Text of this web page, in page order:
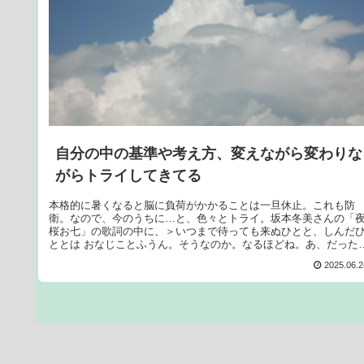
自分の中の基準や考え方、変えながら変わりな
がらトライしてきてる
本格的に暑くなると脳に負荷がかかることは一旦休止。これも防
衛。なので、今のうちに…と、色々とトライ。坂本冬美さんの「夜
桜お七」の歌詞の中に、＞いつまで待っても来ぬひとと、しんだひ
ととは おなじことふうん。そうなのか。なるほどね。あ、だった